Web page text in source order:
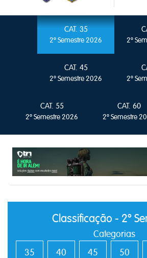
CAT. 35
2º Semestre 2026 2º
CAT. 45
2º Semestre 2026 2º
CAT. 55
2º Semestre 2026
CAT. 60
2º Semestre
Classificação - 2º
Categorias
35
40 45 50